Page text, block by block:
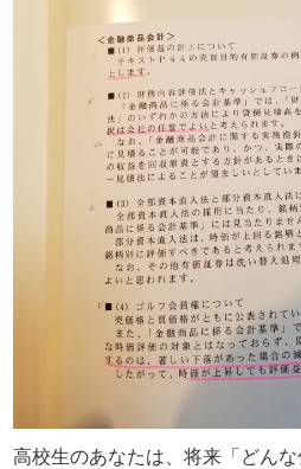
高校生のあなたは、将来「どん